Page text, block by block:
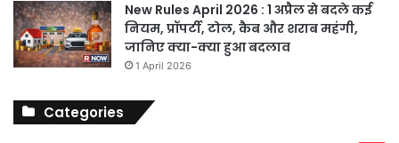
New Rules April 2026 : 1 अप्रैल से बदले कई
नियम, प्रॉपर्टी, टोल, कैब और शराब महंगी,
जानिए क्या-क्या हुआ बदलाव
1 April 2026
Categories